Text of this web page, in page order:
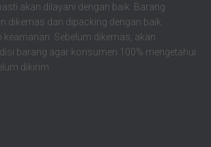
akan dilayani dengan baik. Barang
dikemas dan dipacking dengan baik.
Sebelum dikemas, akan
barang agar konsumen 100% mengetahui
dikirim.